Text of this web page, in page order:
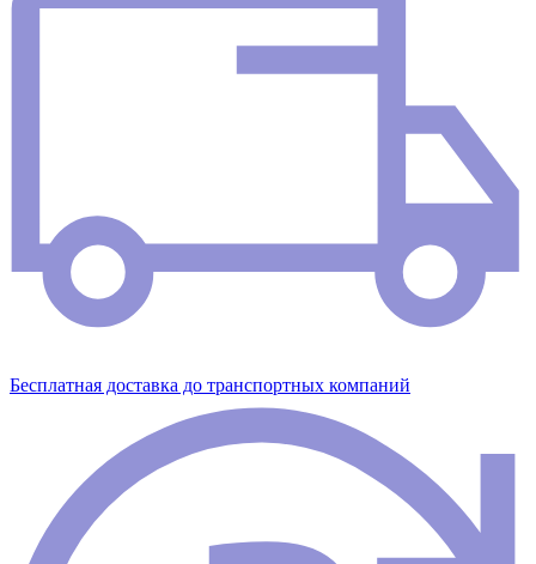
Бесплатная доставка до транспортных компаний